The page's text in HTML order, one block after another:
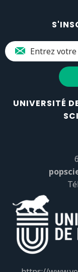
UNIVERSITÉ